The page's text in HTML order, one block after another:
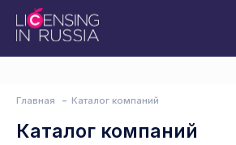
Главная Каталог компаний
Каталог компаний